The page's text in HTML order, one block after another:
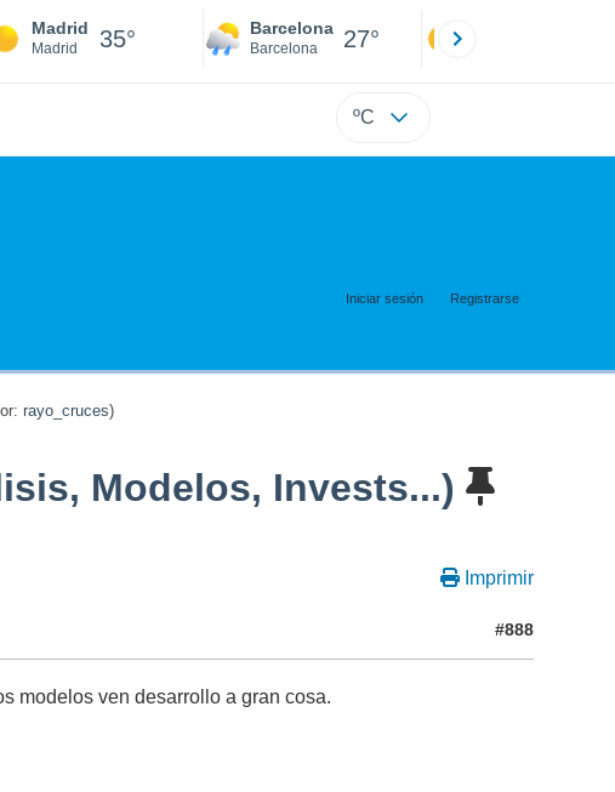
Madrid
Madrid 35° Barcelona
Barcelona 27°
ºC
Iniciar sesión Registrarse
rayo_cruces)
Modelos, Invests...)
Imprimir
#888
modelos ven desarrollo a gran cosa.